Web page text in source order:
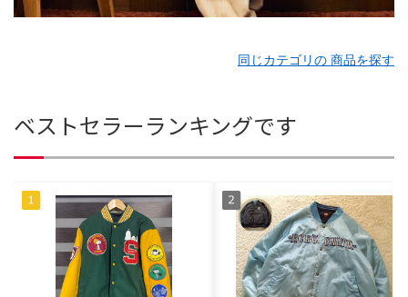
同じカテゴリの 商品を探す
ベストセラーランキングです